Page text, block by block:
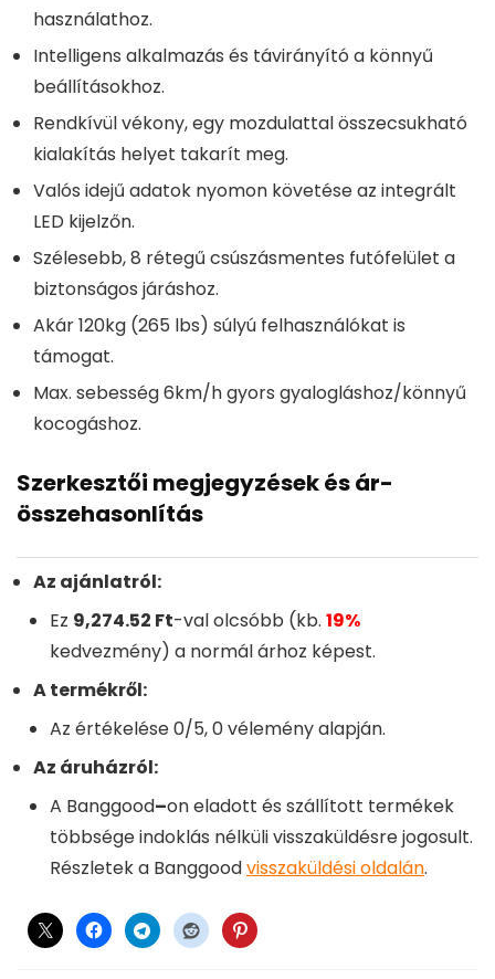
használathoz.
Intelligens alkalmazás és távirányító a könnyű
beállításokhoz.
Rendkívül vékony, egy mozdulattal összecsukható
kialakítás helyet takarít meg.
Valós idejű adatok nyomon követése az integrált
LED kijelzőn.
Szélesebb, 8 rétegű csúszásmentes futófelület a
biztonságos járáshoz.
Akár 120kg (265 lbs) súlyú felhasználókat is
támogat.
Max. sebesség 6km/h gyors gyalogláshoz/könnyű
kocogáshoz.
Szerkesztői megjegyzések és ár-
összehasonlítás
Az ajánlatról:
Ez 9,274.52 Ft-val olcsóbb (kb. 19%
kedvezmény) a normál árhoz képest.
A termékről:
Az értékelése 0/5, 0 vélemény alapján.
Az áruházról:
A Banggood–on eladott és szállított termékek
többsége indoklás nélküli visszaküldésre jogosult.
Részletek a Banggoodvisszaküldési oldalán.